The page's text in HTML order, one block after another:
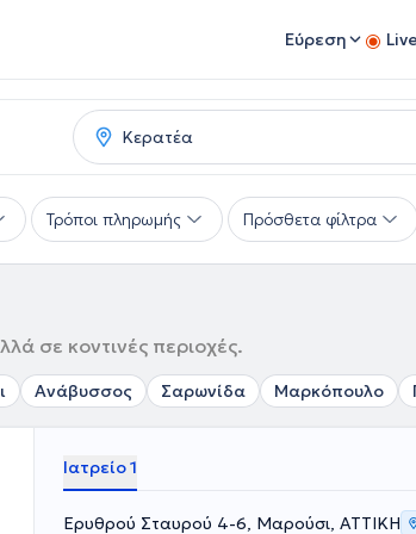
Εύρεση
Τρόποι πληρωμής Πρόσθετα φίλτρα
σε κοντινές περιοχές.
Ανάβυσσος Σαρωνίδα Μαρκόπουλο
Ιατρείο 1
Ερυθρού Σταυρού 4-6, Μαρούσι, ΑΤΤΙΚΗ